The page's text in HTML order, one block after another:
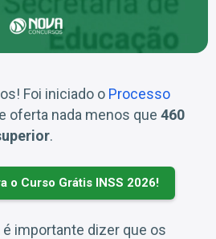
Foi iniciado o Processo
oferta nada menos que 460
.
o Curso Grátis INSS 2026!
importante dizer que os